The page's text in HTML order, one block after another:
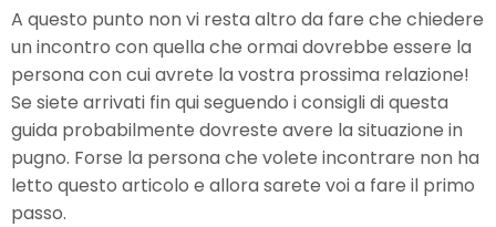
A questo punto non vi resta altro da fare che chiedere
un incontro con quella che ormai dovrebbe essere la
persona con cui avrete la vostra prossima relazione!
Se siete arrivati fin qui seguendo i consigli di questa
guida probabilmente dovreste avere la situazione in
pugno. Forse la persona che volete incontrare non ha
letto questo articolo e allora sarete voi a fare il primo
passo.